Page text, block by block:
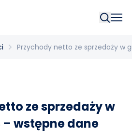
Przychody netto ze sprzedaży w
ze sprzedaży w
– wstępne dane